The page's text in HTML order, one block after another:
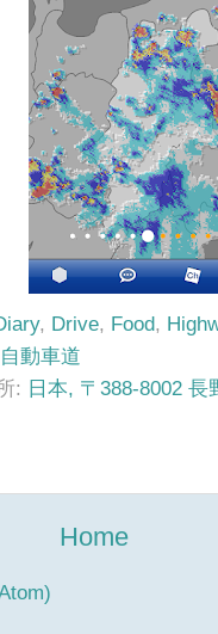
, Drive, Food,
自動車道
: 日本, 〒388-8002
Home